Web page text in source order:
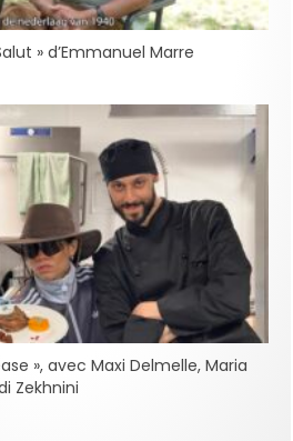
» d’Emmanuel Marre
», avec Maxi Delmelle, Maria
Zekhnini